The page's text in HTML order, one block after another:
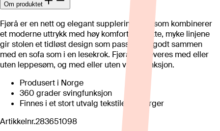
Om produktet
Fjørå er en nett og elegant suppleringsstol som kombinerer
et moderne uttrykk med høy komfort. De rette, myke linjene
gir stolen et tidløst design som passer like godt sammen
med en sofa som i en lesekrok. Fjørå kan leveres med eller
uten leppesøm, og med eller uten vippefunksjon.
Produsert i Norge
360 grader svingfunksjon
Finnes i et stort utvalg tekstiler og farger
Artikkelnr.283651098